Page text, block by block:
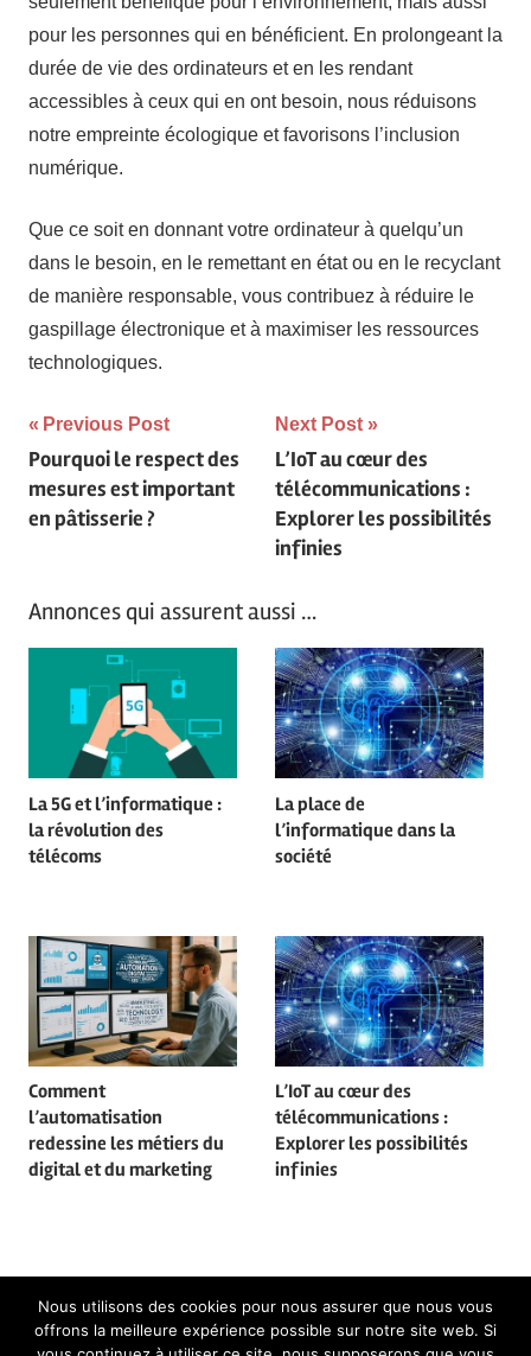
pour les personnes qui en bénéficient. En prolongeant la
durée de vie des ordinateurs et en les rendant
accessibles à ceux qui en ont besoin, nous réduisons
notre empreinte écologique et favorisons l’inclusion
numérique.
Que ce soit en donnant votre ordinateur à quelqu’un
dans le besoin, en le remettant en état ou en le recyclant
de manière responsable, vous contribuez à réduire le
gaspillage électronique et à maximiser les ressources
technologiques.
Navigation
de
l’article
Previous Post
Pourquoi le respect des
mesures est important
en pâtisserie ?
Next Post
L’IoT au cœur des
télécommunications :
Explorer les possibilités
infinies
Annonces qui assurent aussi …
La 5G et l’informatique :
la révolution des
télécoms
La place de
l’informatique dans la
société
Comment
l’automatisation
redessine les métiers du
digital et du marketing
L’IoT au cœur des
télécommunications :
Explorer les possibilités
infinies
Mentions Légales
Nous utilisons des cookies pour nous assurer que nous vous
offrons la meilleure expérience possible sur notre site web. Si